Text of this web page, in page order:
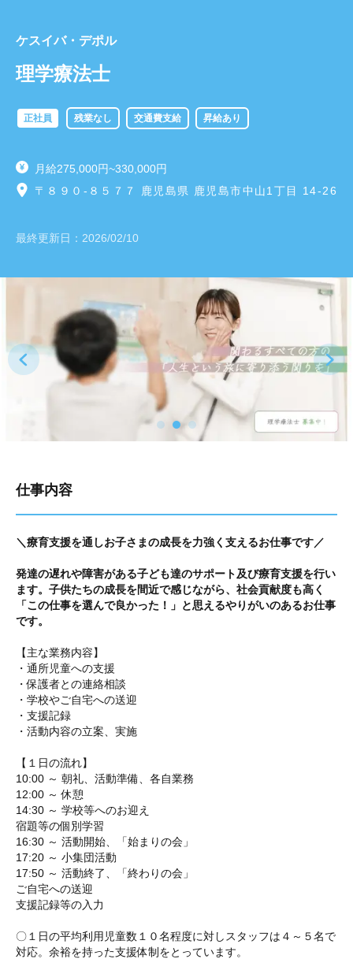
ケスイバ・デポル
理学療法士
正社員 残業なし 交通費支給 昇給あり
月給275,000円~330,000円
〒８９０-８５７７ 鹿児島県 鹿児島市中山1丁目 14-26
最終更新日： 2026/02/10
仕事内容
＼療育支援を通しお子さまの成長を力強く支えるお仕事です／
発達の遅れや障害がある子ども達のサポート及び療育支援を行い
ます。子供たちの成長を間近で感じながら、社会貢献度も高く
「この仕事を選んで良かった！」と思えるやりがいのあるお仕事
です。
【主な業務内容】
・通所児童への支援
・保護者との連絡相談
・学校やご自宅への送迎
・支援記録
・活動内容の立案、実施
【１日の流れ】
10:00 ～ 朝礼、活動準備、各自業務
12:00 ～ 休憩
14:30 ～ 学校等へのお迎え
宿題等の個別学習
16:30 ～ 活動開始、「始まりの会」
17:20 ～ 小集団活動
17:50 ～ 活動終了、「終わりの会」
ご自宅への送迎
支援記録等の入力
〇１日の平均利用児童数１０名程度に対しスタッフは４～５名で
対応。余裕を持った支援体制をとっています。